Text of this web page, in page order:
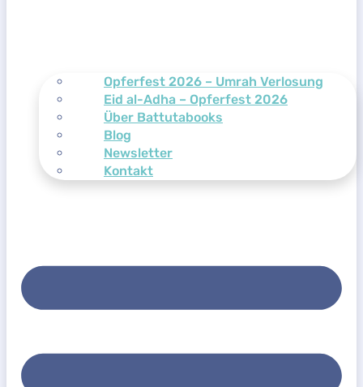
Opferfest 2026 – Umrah Verlosung
Eid al-Adha – Opferfest 2026
Über Battutabooks
Blog
Newsletter
Kontakt